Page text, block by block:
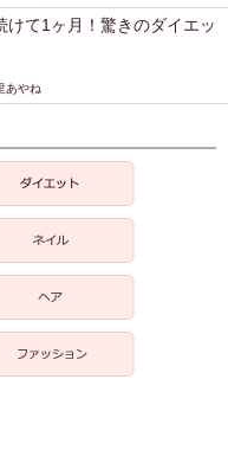
て1ヶ月！驚きのダイエッ
あやね